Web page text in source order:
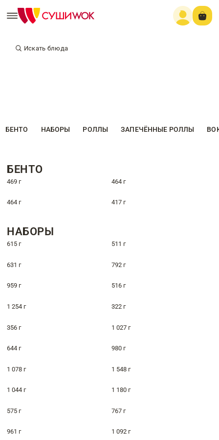
Искать блюда
БЕНТО НАБОРЫ РОЛЛЫ ЗАПЕЧЁННЫЕ РОЛЛЫ
БЕНТО
469 г 464 г
464 г 417 г
НАБОРЫ
615 г 511 г
631 г 792 г
959 г 516 г
1 254 г 322 г
356 г 1 027 г
644 г 980 г
1 078 г 1 548 г
1 044 г 1 180 г
575 г 767 г
961 г 1 092 г